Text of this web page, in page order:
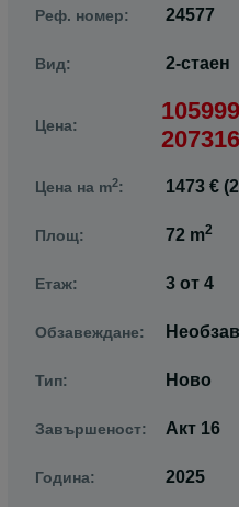
Реф. номер: 24577
Вид: 2-стаен
Цена:
Цена на m2: 1473 €
Площ: 72 m2
Етаж: 3 от 4
Обзавеждане:
Тип: Ново
Завършеност: Акт 16
Година: 2025